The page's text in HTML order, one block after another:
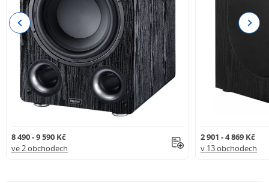
8 490 - 9 590 Kč
ve 2 obchodech
2 901 - 4 869 Kč
v 13 obchodech
Previous Next